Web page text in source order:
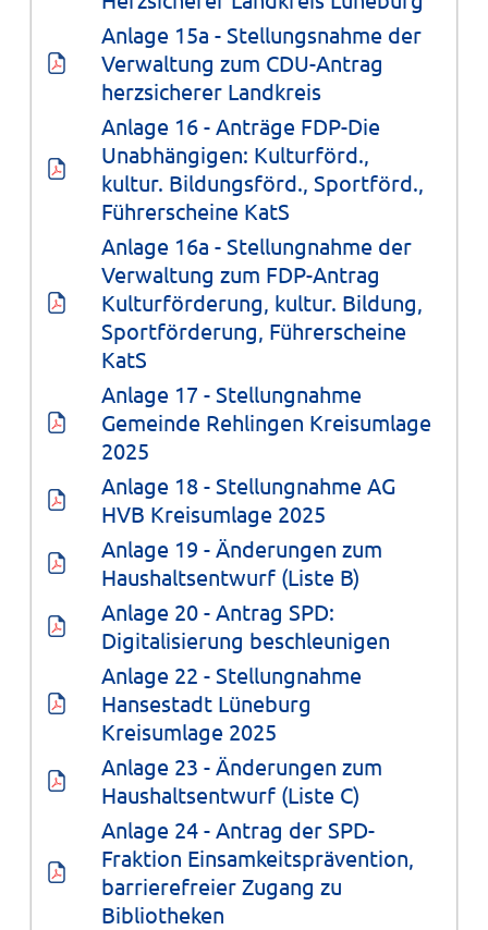
Anlage 15a - Stellungsnahme der
Verwaltung zum CDU-Antrag
herzsicherer Landkreis
Anlage 16 - Anträge FDP-Die
Unabhängigen: Kulturförd.,
kultur. Bildungsförd., Sportförd.,
Führerscheine KatS
Anlage 16a - Stellungnahme der
Verwaltung zum FDP-Antrag
Kulturförderung, kultur. Bildung,
Sportförderung, Führerscheine
KatS
Anlage 17 - Stellungnahme
Gemeinde Rehlingen Kreisumlage
2025
Anlage 18 - Stellungnahme AG
HVB Kreisumlage 2025
Anlage 19 - Änderungen zum
Haushaltsentwurf (Liste B)
Anlage 20 - Antrag SPD:
Digitalisierung beschleunigen
Anlage 22 - Stellungnahme
Hansestadt Lüneburg
Kreisumlage 2025
Anlage 23 - Änderungen zum
Haushaltsentwurf (Liste C)
Anlage 24 - Antrag der SPD-
Fraktion Einsamkeitsprävention,
barrierefreier Zugang zu
Bibliotheken